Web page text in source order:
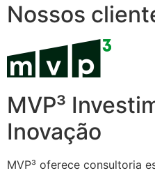
Nossos
MVP³
Inovação
MVP³ oferece consultoria